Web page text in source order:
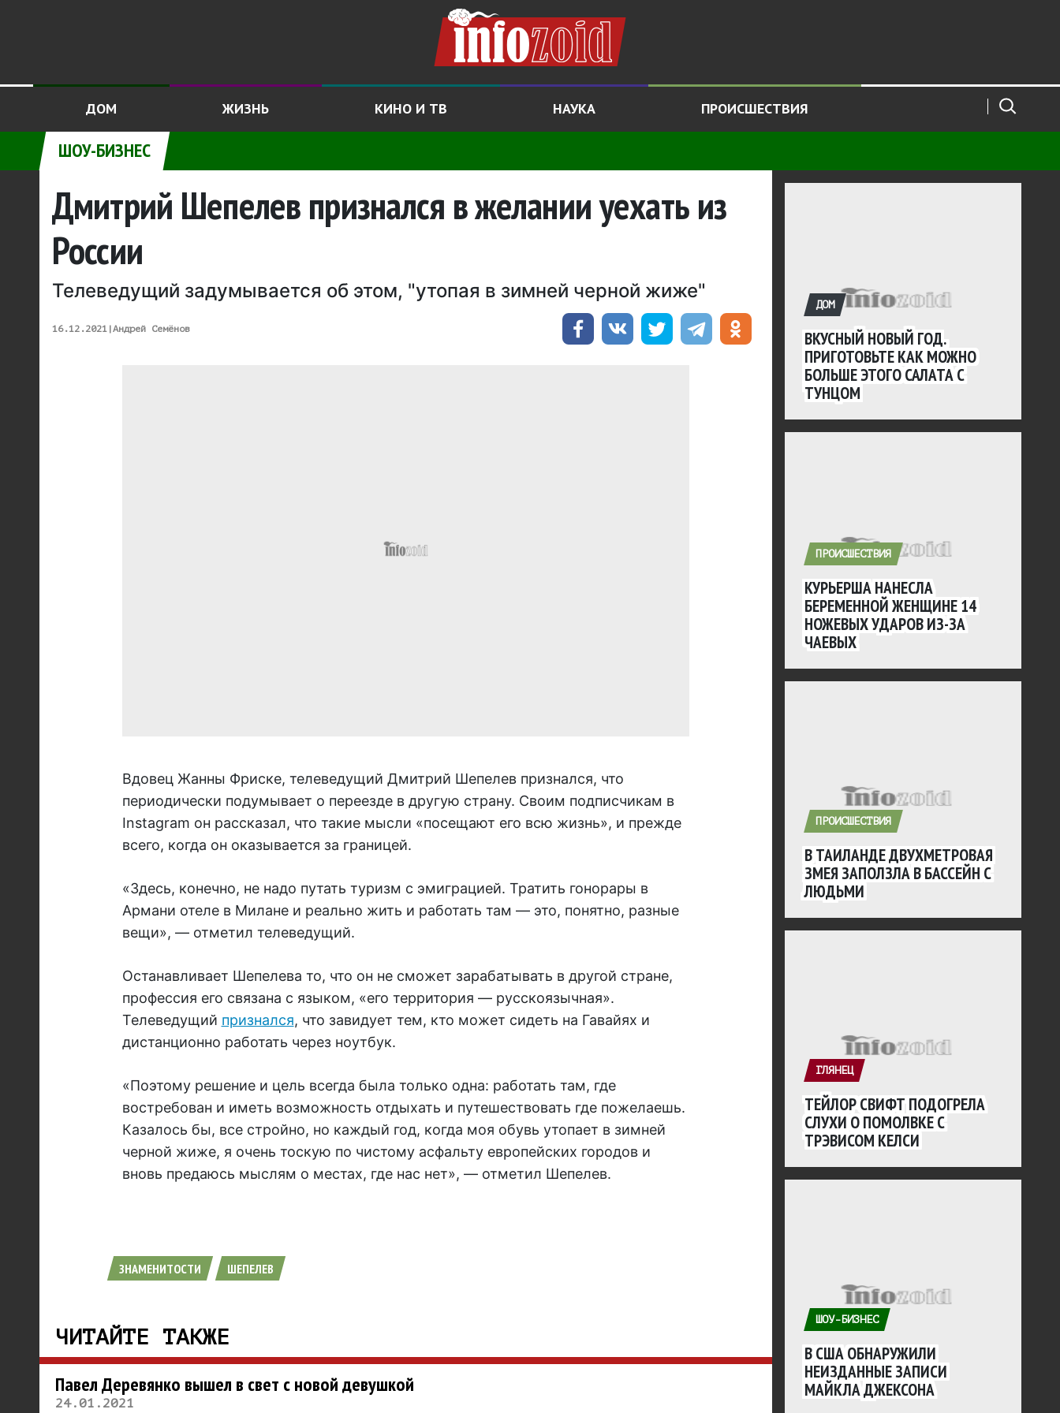
ДОМ ЖИЗНЬ КИНО И ТВ НАУКА ПРОИСШЕСТВИЯ
ШОУ-БИЗНЕС
Дмитрий Шепелев признался в желании уехать из
России
Телеведущий задумывается об этом, "утопая в зимней черной жиже"
16.12.2021 |Андрей Семёнов
Вдовец Жанны Фриске, телеведущий Дмитрий Шепелев признался, что
периодически подумывает о переезде в другую страну. Своим подписчикам в
Instagram он рассказал, что такие мысли «посещают его всю жизнь», и прежде
всего, когда он оказывается за границей.
«Здесь, конечно, не надо путать туризм с эмиграцией. Тратить гонорары в
Армани отеле в Милане и реально жить и работать там — это, понятно, разные
вещи», — отметил телеведущий.
Останавливает Шепелева то, что он не сможет зарабатывать в другой стране,
профессия его связана с языком, «его территория — русскоязычная».
Телеведущий признался, что завидует тем, кто может сидеть на Гавайях и
дистанционно работать через ноутбук.
«Поэтому решение и цель всегда была только одна: работать там, где
востребован и иметь возможность отдыхать и путешествовать где пожелаешь.
Казалось бы, все стройно, но каждый год, когда моя обувь утопает в зимней
черной жиже, я очень тоскую по чистому асфальту европейских городов и
вновь предаюсь мыслям о местах, где нас нет», — отметил Шепелев.
ЗНАМЕНИТОСТИ ШЕПЕЛЕВ
ЧИТАЙТЕ ТАКЖЕ
Павел Деревянко вышел в свет с новой девушкой
24.01.2021
ДОМ
ВКУСНЫЙ НОВЫЙ ГОД.
ПРИГОТОВЬТЕ КАК МОЖНО
БОЛЬШЕ ЭТОГО САЛАТА С
ТУНЦОМ
ПРОИСШЕСТВИЯ
КУРЬЕРША НАНЕСЛА
БЕРЕМЕННОЙ ЖЕНЩИНЕ 14
НОЖЕВЫХ УДАРОВ ИЗ-ЗА
ЧАЕВЫХ
ПРОИСШЕСТВИЯ
В ТАИЛАНДЕ ДВУХМЕТРОВАЯ
ЗМЕЯ ЗАПОЛЗЛА В БАССЕЙН С
ЛЮДЬМИ
ГЛЯНЕЦ
ТЕЙЛОР СВИФТ ПОДОГРЕЛА
СЛУХИ О ПОМОЛВКЕ С
ТРЭВИСОМ КЕЛСИ
ШОУ-БИЗНЕС
В США ОБНАРУЖИЛИ
НЕИЗДАННЫЕ ЗАПИСИ
МАЙКЛА ДЖЕКСОНА